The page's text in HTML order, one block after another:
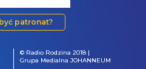
patronat?
© Radio Rodzina 2018 |
Grupa Medialna JOHANNEUM